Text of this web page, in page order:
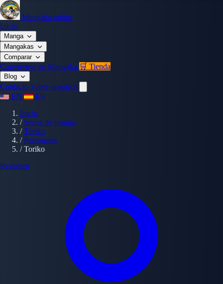
Mangaka.online
Inicio
Manga
Mangakas
Comparar
Conviértete en Mangaka 🛒 Tienda
Blog
Contacto Sobre nosotros
EN
ES
Inicio
/ Series de manga
/ Toriko
/ Personajes
/ Toriko
Resumen